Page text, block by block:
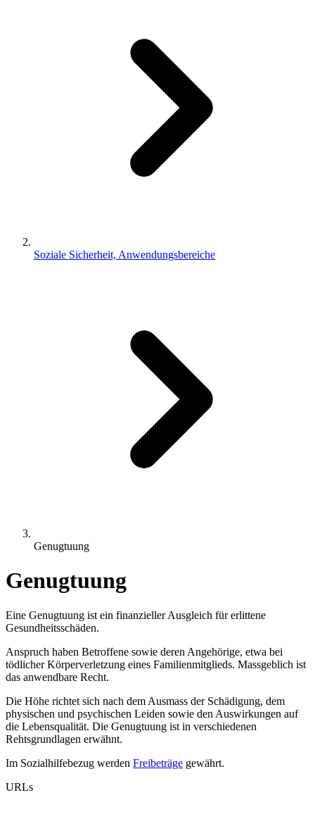
Soziale Sicherheit, Anwendungsbereiche
Genugtuung
Genugtuung
Eine Genugtuung ist ein finanzieller Ausgleich für erlittene
Gesundheitsschäden.
Anspruch haben Betroffene sowie deren Angehörige, etwa bei
tödlicher Körperverletzung eines Familienmitglieds. Massgeblich ist
das anwendbare Recht.
Die Höhe richtet sich nach dem Ausmass der Schädigung, dem
physischen und psychischen Leiden sowie den Auswirkungen auf
die Lebensqualität. Die Genugtuung ist in verschiedenen
Rehtsgrundlagen erwähnt.
Im Sozialhilfebezug werden Freibeträge gewährt.
URLs